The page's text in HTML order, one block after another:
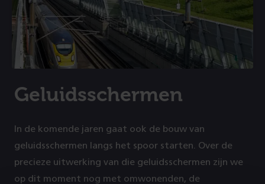
Geluidsschermen
In de komende jaren gaat ook de bouw van
geluidsschermen langs het spoor starten. Over de
precieze uitwerking van die geluidsschermen zijn we
op dit moment nog met omwonenden, de